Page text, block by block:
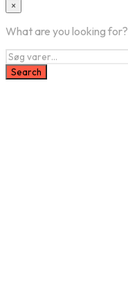
×
What are you looking for?